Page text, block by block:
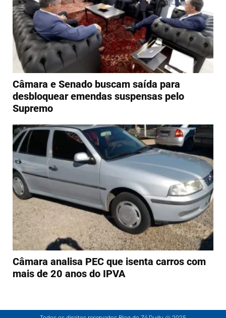
Câmara e Senado buscam saída para
desbloquear emendas suspensas pelo
Supremo
Câmara analisa PEC que isenta carros com
mais de 20 anos do IPVA